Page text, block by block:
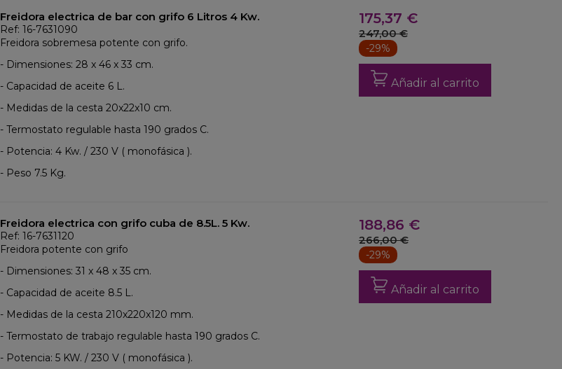
Freidora electrica de bar con grifo 6 Litros 4 Kw.
Ref: 16-7631090
Freidora sobremesa potente con grifo.
- Dimensiones: 28 x 46 x 33 cm.
- Capacidad de aceite 6 L.
- Medidas de la cesta 20x22x10 cm.
- Termostato regulable hasta 190 grados C.
- Potencia: 4 Kw. / 230 V ( monofásica ).
- Peso 7.5 Kg.
175,37 €
247,00 €
-29%
Añadir al carrito
Freidora electrica con grifo cuba de 8.5L. 5 Kw.
Ref: 16-7631120
Freidora potente con grifo
- Dimensiones: 31 x 48 x 35 cm.
- Capacidad de aceite 8.5 L.
- Medidas de la cesta 210x220x120 mm.
- Termostato de trabajo regulable hasta 190 grados C.
- Potencia: 5 KW. / 230 V ( monofásica ).
188,86 €
266,00 €
-29%
Añadir al carrito